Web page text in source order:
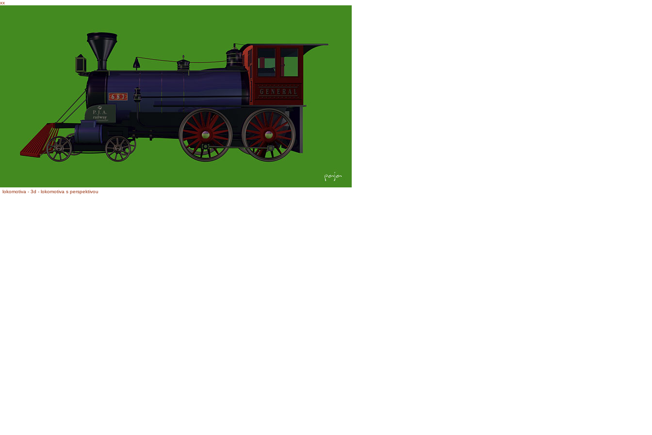
xx
lokomotiva - 3d - lokomotiva s perspektivou